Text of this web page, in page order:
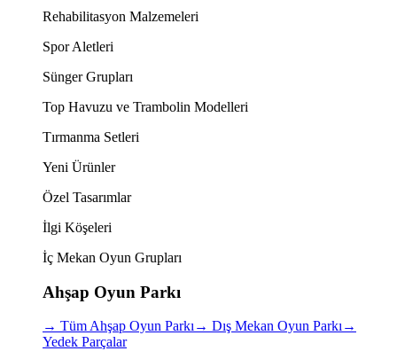
Rehabilitasyon Malzemeleri
Spor Aletleri
Sünger Grupları
Top Havuzu ve Trambolin Modelleri
Tırmanma Setleri
Yeni Ürünler
Özel Tasarımlar
İlgi Köşeleri
İç Mekan Oyun Grupları
Ahşap Oyun Parkı
→ Tüm Ahşap Oyun Parkı→ Dış Mekan Oyun Parkı→
Yedek Parçalar